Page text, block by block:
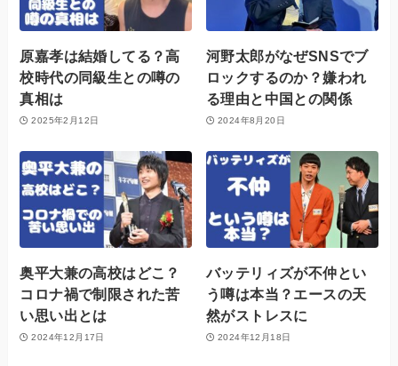
原嘉孝は結婚してる？高
校時代の同級生との噂の
真相は
2025年2月12日
河野太郎がなぜSNSでブ
ロックするのか？嫌われ
る理由と中国との関係
2024年8月20日
奥平大兼の高校はどこ？
コロナ禍で制限された苦
い思い出とは
2024年12月17日
バッテリィズが不仲とい
う噂は本当？エースの天
然がストレスに
2024年12月18日